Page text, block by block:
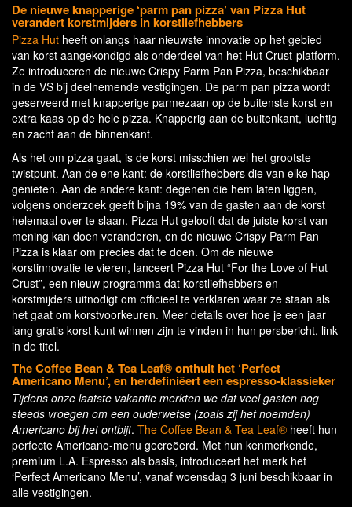
De nieuwe knapperige ‘parm pan pizza’ van Pizza Hut
verandert korstmijders in korstliefhebbers
Pizza Hut heeft onlangs haar nieuwste innovatie op het gebied
van korst aangekondigd als onderdeel van het Hut Crust-platform.
Ze introduceren de nieuwe Crispy Parm Pan Pizza, beschikbaar
in de VS bij deelnemende vestigingen. De parm pan pizza wordt
geserveerd met knapperige parmezaan op de buitenste korst en
extra kaas op de hele pizza. Knapperig aan de buitenkant, luchtig
en zacht aan de binnenkant.
Als het om pizza gaat, is de korst misschien wel het grootste
twistpunt. Aan de ene kant: de korstliefhebbers die van elke hap
genieten. Aan de andere kant: degenen die hem laten liggen,
volgens onderzoek geeft bijna 19% van de gasten aan de korst
helemaal over te slaan. Pizza Hut gelooft dat de juiste korst van
mening kan doen veranderen, en de nieuwe Crispy Parm Pan
Pizza is klaar om precies dat te doen. Om de nieuwe
korstinnovatie te vieren, lanceert Pizza Hut “For the Love of Hut
Crust”, een nieuw programma dat korstliefhebbers en
korstmijders uitnodigt om officieel te verklaren waar ze staan als
het gaat om korstvoorkeuren. Meer details over hoe je een jaar
lang gratis korst kunt winnen zijn te vinden in hun persbericht, link
in de titel.
The Coffee Bean & Tea Leaf® onthult het ‘Perfect
Americano Menu’, en herdefiniëert een espresso-klassieker
Tijdens onze laatste vakantie merkten we dat veel gasten nog
steeds vroegen om een ouderwetse (zoals zij het noemden)
Americano bij het ontbijt. The Coffee Bean & Tea Leaf® heeft hun
perfecte Americano-menu gecreëerd. Met hun kenmerkende,
premium L.A. Espresso als basis, introduceert het merk het
‘Perfect Americano Menu’, vanaf woensdag 3 juni beschikbaar in
alle vestigingen.